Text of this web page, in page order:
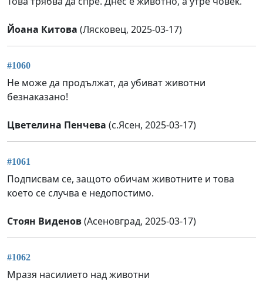
Йоана Китова (Лясковец, 2025-03-17)
#1060
Не може да продължат, да убиват животни
безнаказано!
Цветелина Пенчева (с.Ясен, 2025-03-17)
#1061
Подписвам се, защото обичам животните и това
което се случва е недопостимо.
Стоян Виденов(Асеновград, 2025-03-17)
#1062
Мразя насилието над животни